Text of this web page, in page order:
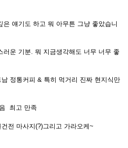
은 얘기도 하고 뭐 아무튼 그냥 좋았습니
러운 기분. 뭐 지금생각해도 너무 너무 좋
정통커피 & 특히 먹거리 진짜 현지식만
최고 만족
전 마사지(?)그리고 가라오케~